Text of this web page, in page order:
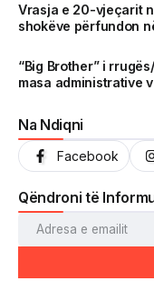
arritura në një kohë
kthyer në një zë të
Vrasja e 20-vjeçarit
shokëve përfundon
“Big Brother” i
masa administrative
Na Ndiqni
Facebook
Qëndroni të